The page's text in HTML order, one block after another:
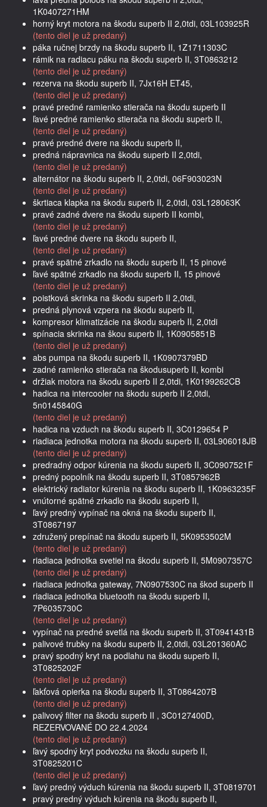
1K0407271HM
horný kryt motora na škodu superb II 2,0tdi, 03L103925R
(tento diel je už predaný)
páka ručnej brzdy na škodu superb II, 1Z1711303C
rámik na radiacu páku na škodu superb II, 3T0863212
(tento diel je už predaný)
rezerva na škodu superb II, 7Jx16H ET45,
(tento diel je už predaný)
pravé predné ramienko stierača na škodu superb II
ľavé predné ramienko stierača na škodu superb II,
(tento diel je už predaný)
pravé predné dvere na škodu superb II,
predná nápravnica na škodu superb II 2,0tdi,
(tento diel je už predaný)
alternátor na škodu superb II, 2,0tdi, 06F903023N
(tento diel je už predaný)
škrtiaca klapka na škodu superb II, 2,0tdi, 03L128063K
pravé zadné dvere na škodu superb II kombi,
(tento diel je už predaný)
ľavé predné dvere na škodu superb II,
(tento diel je už predaný)
pravé spätné zrkadlo na škodu superb II, 15 pinové
ľavé spätné zrkadlo na škodu superb II, 15 pinové
(tento diel je už predaný)
poistková skrinka na škodu superb II 2,0tdi,
predná plynová vzpera na škodu superb II,
kompresor klimatizácie na škodu superb II, 2,0tdi
spínacia skrinka na škou superb II, 1K0905851B
(tento diel je už predaný)
abs pumpa na škodu superb II, 1K0907379BD
zadné ramienko stierača na škodusuperb II, kombi
držiak motora na škodu superb II 2,0tdi, 1K0199262CB
hadica na intercooler na škodu superb II 2,0tdi,
5n0145840G
(tento diel je už predaný)
hadica na vzduch na škodu superb II, 3C0129654 P
riadiaca jednotka motora na škodu superb II, 03L906018JB
(tento diel je už predaný)
predradný odpor kúrenia na škodu superb II, 3C0907521F
predný popolník na škodu superb II, 3T0857962B
elektrický radiator kúrenia na škodu superb II, 1K0963235F
vnútorné spätné zrkadlo na škodu superb II,
ľavý predný vypínač na okná na škodu superb II,
3T0867197
združený prepínač na škodu superb II, 5K0953502M
(tento diel je už predaný)
riadiaca jednotka svetiel na škodu superb II, 5M0907357C
(tento diel je už predaný)
riadiaca jednotka gateway, 7N0907530C na škod superb II
riadiaca jednotka bluetooth na škodu superb II,
7P6035730C
(tento diel je už predaný)
vypínač na predné svetlá na škodu superb II, 3T0941431B
palivové trubky na škodu superb II, 2,0tdi, 03L201360AC
pravý spodný kryt na podlahu na škodu superb II,
3T0825202F
(tento diel je už predaný)
ľakťová opierka na škodu superb II, 3T0864207B
(tento diel je už predaný)
palivový filter na škodu superb II , 3C0127400D,
REZERVOVANÉ DO 22.4.2024
(tento diel je už predaný)
ľavý spodný kryt podvozku na škodu superb II,
3T0825201C
(tento diel je už predaný)
ľavý predný výduch kúrenia na škodu superb II, 3T0819701
pravý predný výduch kúrenia na škodu superb II,